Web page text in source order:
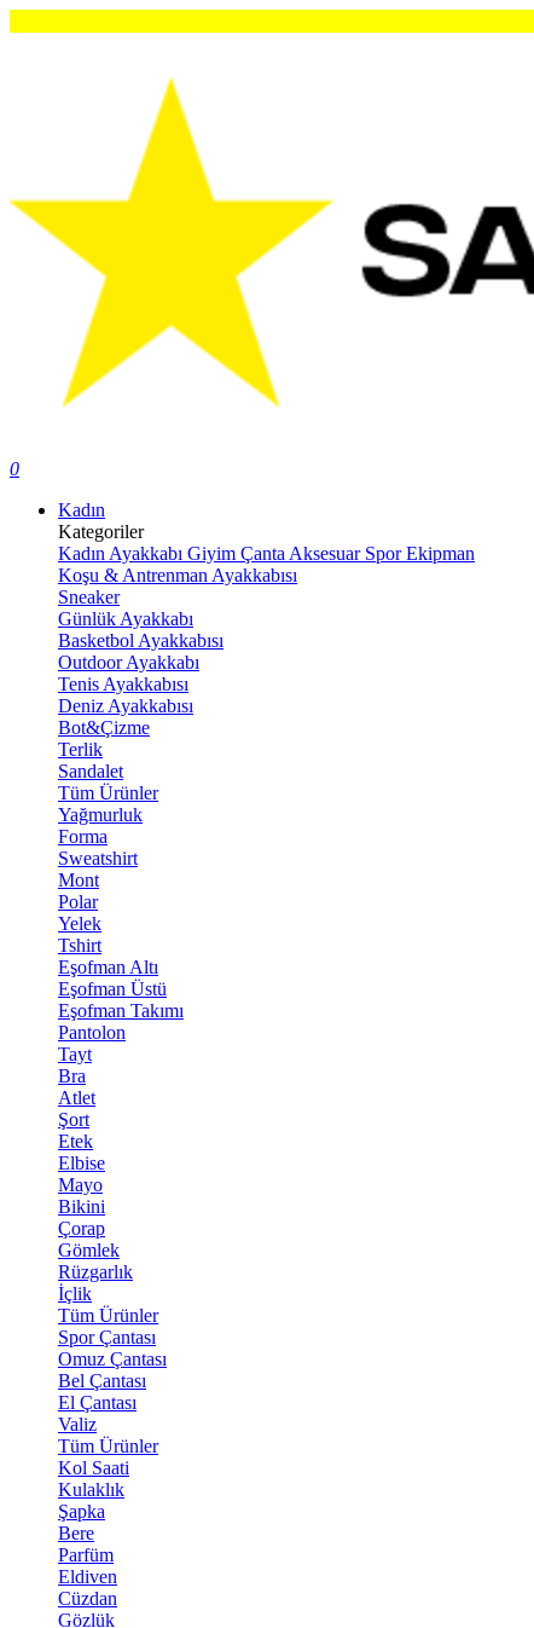
0
Kadın
Kategoriler
Kadın Ayakkabı Giyim Çanta Aksesuar Spor Ekipman
Koşu & Antrenman Ayakkabısı
Sneaker
Günlük Ayakkabı
Basketbol Ayakkabısı
Outdoor Ayakkabı
Tenis Ayakkabısı
Deniz Ayakkabısı
Bot&Çizme
Terlik
Sandalet
Tüm Ürünler
Yağmurluk
Forma
Sweatshirt
Mont
Polar
Yelek
Tshirt
Eşofman Altı
Eşofman Üstü
Eşofman Takımı
Pantolon
Tayt
Bra
Atlet
Şort
Etek
Elbise
Mayo
Bikini
Çorap
Gömlek
Rüzgarlık
İçlik
Tüm Ürünler
Spor Çantası
Omuz Çantası
Bel Çantası
El Çantası
Valiz
Tüm Ürünler
Kol Saati
Kulaklık
Şapka
Bere
Parfüm
Eldiven
Cüzdan
Gözlük